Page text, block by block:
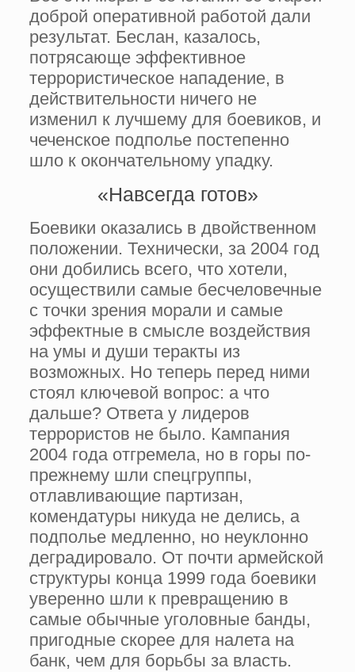
доброй оперативной работой дали
результат. Беслан, казалось,
потрясающе эффективное
террористическое нападение, в
действительности ничего не
изменил к лучшему для боевиков, и
чеченское подполье постепенно
шло к окончательному упадку.
«Навсегда готов»
Боевики оказались в двойственном
положении. Технически, за 2004 год
они добились всего, что хотели,
осуществили самые бесчеловечные
с точки зрения морали и самые
эффектные в смысле воздействия
на умы и души теракты из
возможных. Но теперь перед ними
стоял ключевой вопрос: а что
дальше? Ответа у лидеров
террористов не было. Кампания
2004 года отгремела, но в горы по-
прежнему шли спецгруппы,
отлавливающие партизан,
комендатуры никуда не делись, а
подполье медленно, но неуклонно
деградировало. От почти армейской
структуры конца 1999 года боевики
уверенно шли к превращению в
самые обычные уголовные банды,
пригодные скорее для налета на
банк, чем для борьбы за власть.